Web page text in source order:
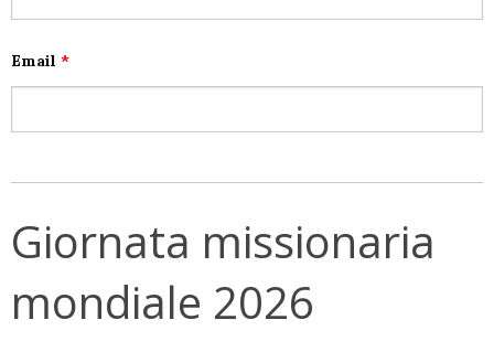
Email *
Giornata missionaria
mondiale 2026